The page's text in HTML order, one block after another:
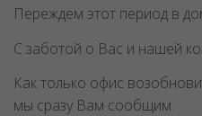
Переждем этот период в
С заботой о Вас и нашей
Как только офис
мы сразу Вам сообщим.